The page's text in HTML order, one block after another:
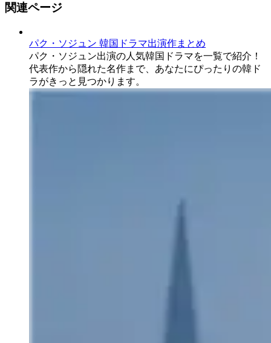
関連ページ
パク・ソジュン 韓国ドラマ出演作まとめ
パク・ソジュン出演の人気韓国ドラマを一覧で紹介！
代表作から隠れた名作まで、あなたにぴったりの韓ド
ラがきっと見つかります。